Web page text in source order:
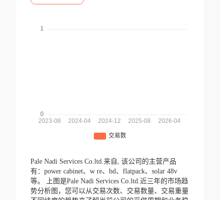
Pale Nadi Services Co.ltd.来自, 该公司的主营产品
有：power cabinet、w re、bd、flatpack、solar 48v
等。
上图是Pale Nadi Services Co.ltd.近三年的市场趋
势分析图，您可以从交易次数、交易数量、交易重量